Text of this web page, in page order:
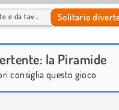
Giochi di Carte e da tavolo
la Piramide
consiglia questo gioco